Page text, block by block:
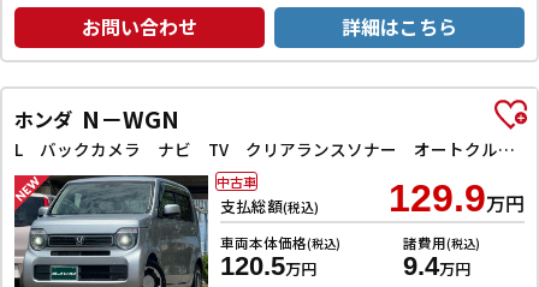
お問い合わせ 詳細はこちら
ホンダ N－WGN
L バックカメラ ナビ TV クリアランスソナー オートクルーズコントロール レーンアシスト 衝突被害軽減システム オートライト スマートキー アイドリングストップ 電動格納ミラー シートヒーター
支払総額(税込) 129.9万円
車両本体価格(税込)
120.5万円
諸費用(税込)
9.4万円
中古車